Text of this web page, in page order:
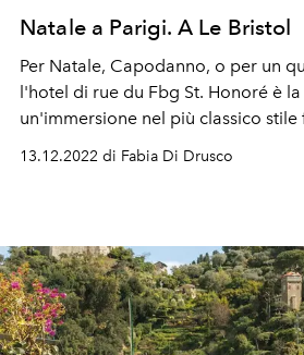
Natale a Parigi. A Le Bristol
Per Natale, Capodanno, o per un
l'hotel di rue du Fbg St. Honoré è
un'immersione nel più classico stile
per fare le ore piccole a Le Bristol
13.12.2022 di Fabia Di Drusco